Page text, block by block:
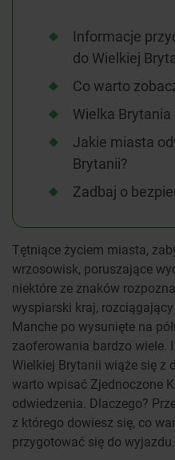
Informacje
do Wielkiej
Co warto
Wielka
Jakie miasta
Brytanii?
Zadbaj o
Tętniące życiem miasta,
wrzosowisk, poruszające
niektóre ze znaków
wyspiarski kraj,
Manche po wysunięte na
zaoferowania bardzo wiele.
Wielkiej Brytanii wiąże się
warto wpisać Zjednoczone
odwiedzenia. Dlaczego?
z którego dowiesz się, co
przygotować się do wyjazdu.